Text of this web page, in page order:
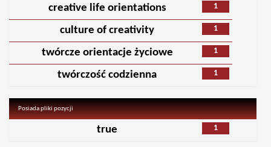
1
creative life orientations
1
culture of creativity
1
twórcze orientacje życiowe
1
twórczość codzienna
Posiada pliki pozycji
1
true